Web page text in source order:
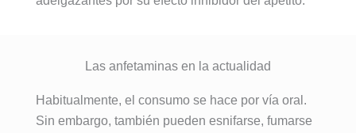
Las anfetaminas en la actualidad
Habitualmente, el consumo se hace por vía oral.
Sin embargo, también pueden esnifarse, fumarse